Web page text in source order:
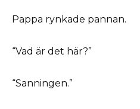
Pappa rynkade pannan.
“Vad är det här?”
“Sanningen.”